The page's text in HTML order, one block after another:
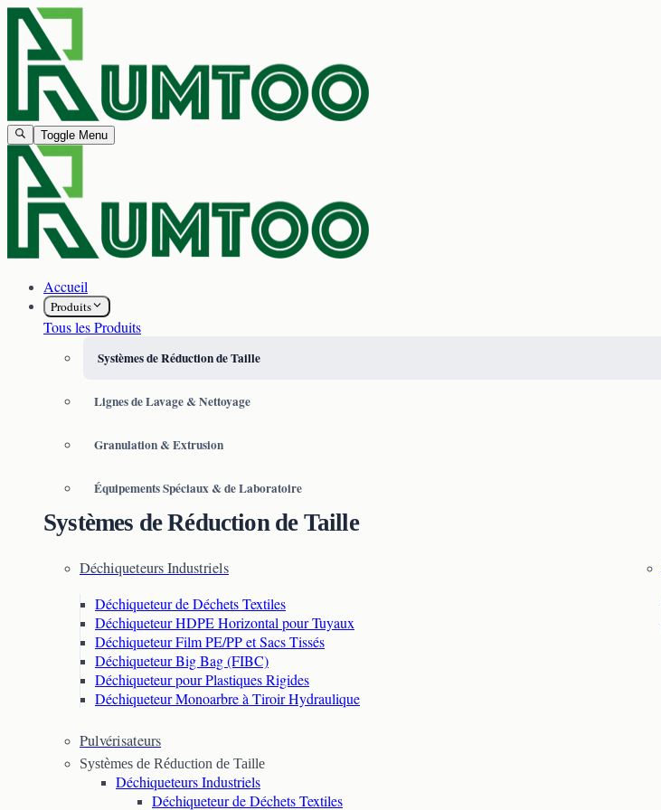
Toggle Menu
Accueil
Produits
Tous les Produits
Systèmes de Réduction de Taille
Lignes de Lavage & Nettoyage
Granulation & Extrusion
Équipements Spéciaux & de Laboratoire
Systèmes de Réduction de Taille
Déchiqueteurs Industriels
Déchiqueteur de Déchets Textiles
Déchiqueteur HDPE Horizontal pour Tuyaux
Déchiqueteur Film PE/PP et Sacs Tissés
Déchiqueteur Big Bag (FIBC)
Déchiqueteur pour Plastiques Rigides
Déchiqueteur Monoarbre à Tiroir Hydraulique
Pulvérisateurs
Systèmes de Réduction de Taille
Déchiqueteurs Industriels
Déchiqueteur de Déchets Textiles